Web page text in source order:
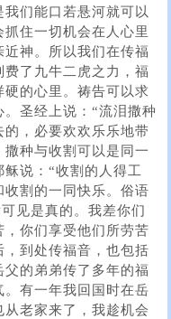
们能口若悬河就可以
住一切机会在人心里
神。所以我们在传福
了九牛二虎之力，福
的心里。祷告可以求
圣经上说：“流泪撒种
，必要欢欢乐乐地带
种与收割可以是同一
说：“收割的人得工
割的一同快乐。俗语
见是真的。我差你们
你们享受他们所劳苦
到处传福音，也包括
的弟弟传了多年的福
有一年我回国时在岳
老家来了，我趁机会